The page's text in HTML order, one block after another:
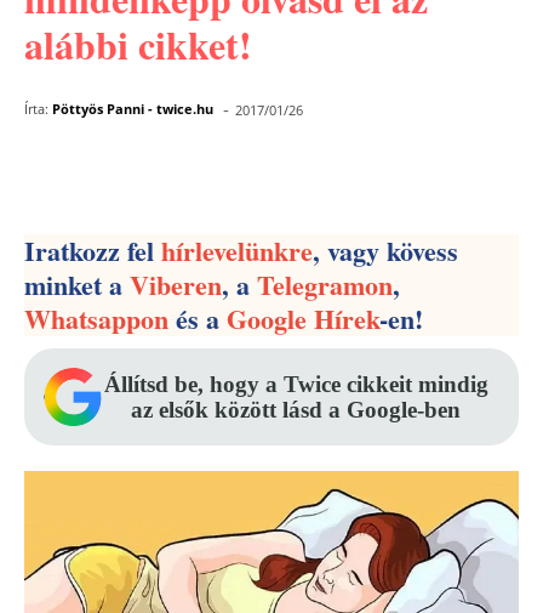
alábbi cikket!
Írta: Pöttyös Panni - twice.hu - 2017/01/26
Iratkozz felhírlevelünkre, vagy kövess
minket aViberen, aTelegramon,
Whatsapponés aGoogle Hírek-en!
Állítsd be, hogy a Twice cikkeit mindig
az elsők között lásd a Google-ben